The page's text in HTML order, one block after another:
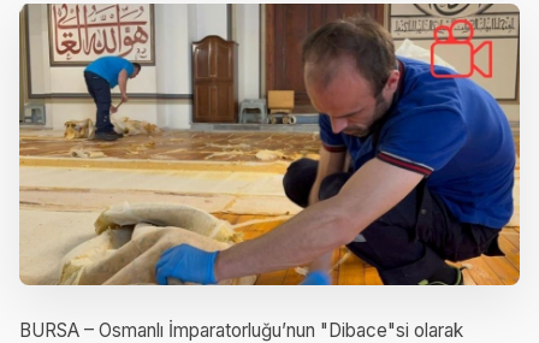
BURSA – Osmanlı İmparatorluğu’nun "Dibace"si olarak